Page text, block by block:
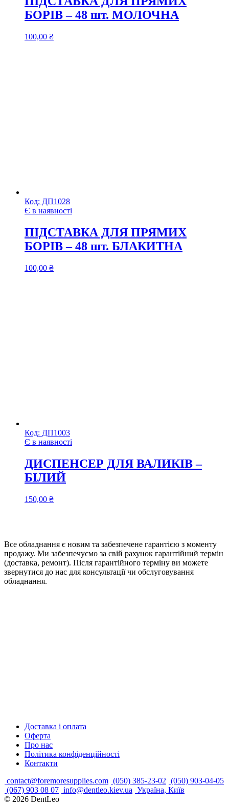
БОРІВ – 48 шт. МОЛОЧНА
100,00 ₴
Код: ДП1028
Є в наявності
ПІДСТАВКА ДЛЯ ПРЯМИХ
БОРІВ – 48 шт. БЛАКИТНА
100,00 ₴
Код: ДП1003
Є в наявності
ДИСПЕНСЕР ДЛЯ ВАЛИКІВ –
БІЛИЙ
150,00 ₴
Все обладнання є новим та забезпечене гарантією з моменту
продажу. Ми забезпечуємо за свій рахунок гарантійний термін
(доставка, ремонт). Після гарантійного терміну ви можете
звернутися до нас для консультації чи обслуговування
обладнання.
Доставка і оплата
Оферта
Про нас
Політика конфіденційності
Контакти
contact@foremoresupplies.com (050) 385-23-02 (050) 903-04-05
(067) 903 08 07 info@dentleo.kiev.ua Україна, Київ
© 2026 DentLeo